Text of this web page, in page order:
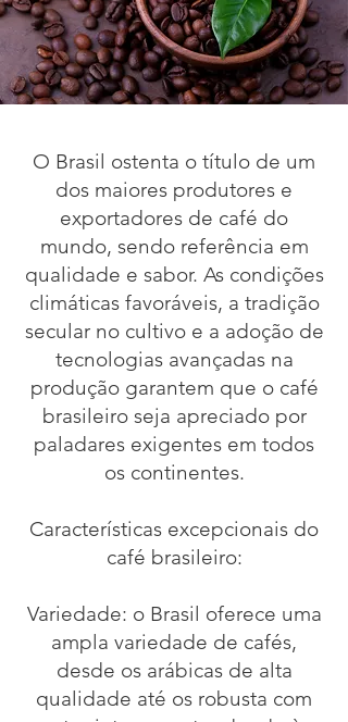
O Brasil ostenta o título de um
dos maiores produtores e
exportadores de café do
mundo, sendo referência em
qualidade e sabor. As condições
climáticas favoráveis, a tradição
secular no cultivo e a adoção de
tecnologias avançadas na
produção garantem que o café
brasileiro seja apreciado por
paladares exigentes em todos
os continentes.
Características excepcionais do
café brasileiro:
Variedade: o Brasil oferece uma
ampla variedade de cafés,
desde os arábicas de alta
qualidade até os robusta com